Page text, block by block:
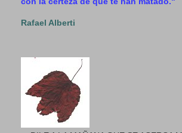
Rafael Alberti